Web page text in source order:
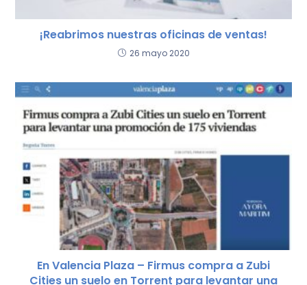
¡Reabrimos nuestras oficinas de ventas!
26 mayo 2020
En Valencia Plaza – Firmus compra a Zubi
Cities un suelo en Torrent para levantar una